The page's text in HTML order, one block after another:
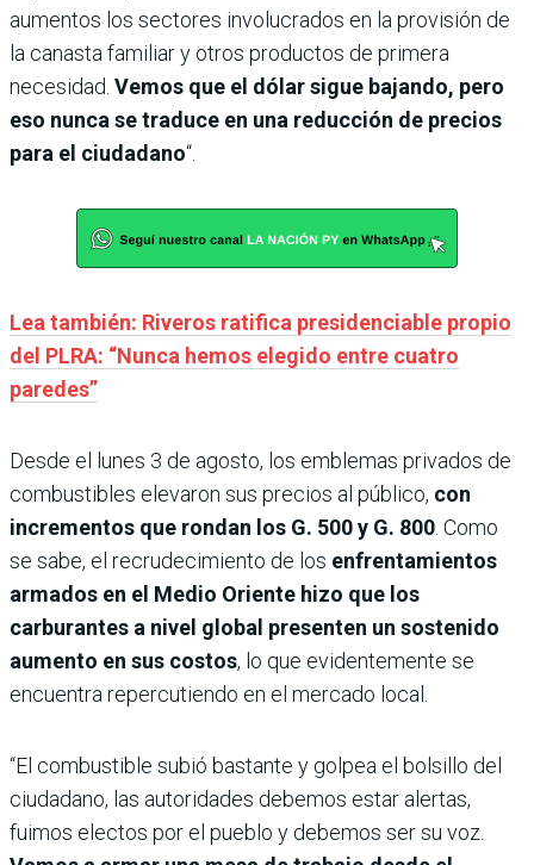
aumentos los sectores involucrados en la provisión de
la canasta familiar y otros productos de primera
necesidad. Vemos que el dólar sigue bajando, pero
eso nunca se traduce en una reducción de precios
para el ciudadano“.
Lea también: Riveros ratifica presidenciable propio
del PLRA: “Nunca hemos elegido entre cuatro
paredes”
Desde el lunes 3 de agosto, los emblemas privados de
combustibles elevaron sus precios al público, con
incrementos que rondan los G. 500 y G. 800 . Como
se sabe, el recrudecimiento de los enfrentamientos
armados en el Medio Oriente hizo que los
carburantes a nivel global presenten un sostenido
aumento en sus costos, lo que evidentemente se
encuentra repercutiendo en el mercado local.
“El combustible subió bastante y golpea el bolsillo del
ciudadano, las autoridades debemos estar alertas,
fuimos electos por el pueblo y debemos ser su voz.